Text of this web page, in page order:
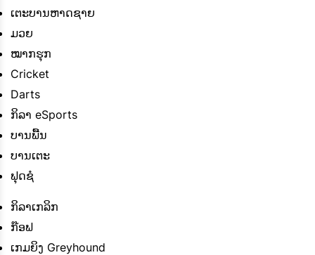
ເຕະບານຫາດຊາຍ
ມວຍ
ໝາກຮຸກ
Cricket
Darts
ກິລາ eSports
ບານພື້ນ
ບານເຕະ
ຟຸດຊໍ
ກິລາເກລິກ
ກ໊ອຟ
ເກມຍິງ Greyhound